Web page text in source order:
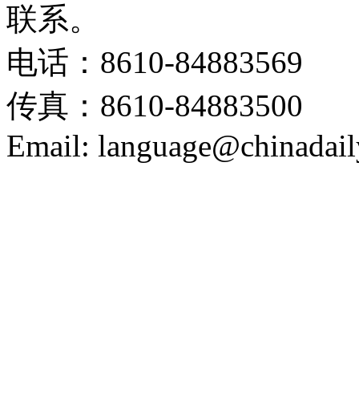
联系。
电话：8610-84883569
传真：8610-84883500
Email: